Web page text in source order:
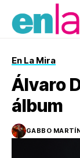
En La Mira
Álvaro
álbum
GABBO